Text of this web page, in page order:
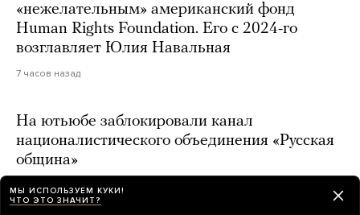
«нежелательным» американский фонд
Human Rights Foundation. Его с 2024-го
возглавляет Юлия Навальная
7 часов назад
На ютьюбе заблокировали канал
националистического объединения «Русская
община»
7 часов назад
МЫ ИСПОЛЬЗУЕМ КУКИ!
ЧТО ЭТО ЗНАЧИТ?